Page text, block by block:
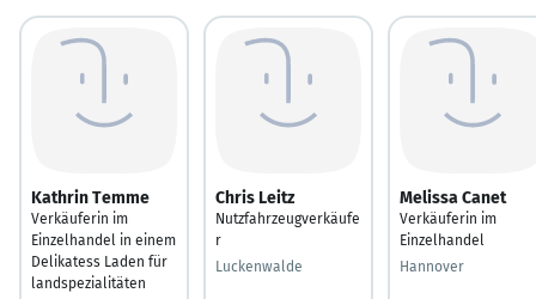
Kathrin Temme
Verkäuferin im
Einzelhandel in einem
Delikatess Laden für
landspezialitäten
Chris Leitz
Nutzfahrzeugverkäufe
r
Luckenwalde
Melissa Canet
Verkäuferin im
Einzelhandel
Hannover